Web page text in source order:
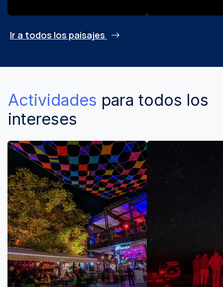
Ir a todos los paisajes
Actividades para todos los
intereses